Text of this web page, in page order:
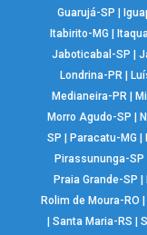
Guarujá-SP
Itabirito-MG
Jaboticabal-SP
Londrina-PR|
Medianeira-PR
Morro Agudo-SP
SP
Paracatu-MG
Pirassununga-SP
Praia Grande-SP
Rolim de Moura-RO
|Santa Maria-RS |